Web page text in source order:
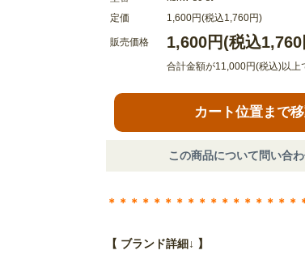
定価
1,600円(税込1,760円)
販売価格 1,600円(税込1,760
合計金額が11,000円(税込)以上
カート位置まで
この商品について問い合
＊＊＊＊＊＊＊＊＊＊＊＊＊＊＊＊＊
【 ブランド詳細↓ 】